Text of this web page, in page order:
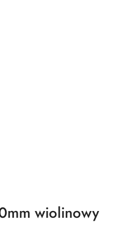
wiolinowy